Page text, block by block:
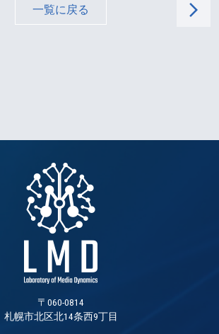
一覧に戻る arrow_forward_ios
〒060-0814
札幌市北区北14条西9丁目